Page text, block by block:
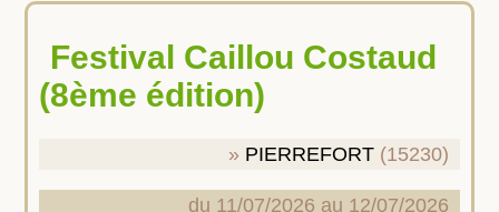
Festival Caillou Costaud
(8ème édition)
PIERREFORT (15230)
du 11/07/2026 au 12/07/2026